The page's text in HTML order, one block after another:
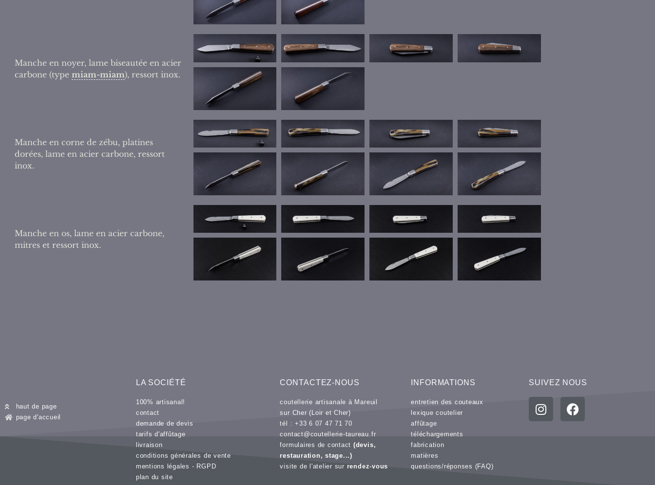
Manche en noyer, lame biseautée en acier
carbone (type miam-miam), ressort inox.
Manche en corne de zébu, platines
dorées, lame en acier carbone, ressort
inox.
Manche en os, lame en acier carbone,
mitres et ressort inox.
haut de page
page d'accueil
LA SOCIÉTÉ
100% artisanal!
contact
demande de devis
tarifs d'affûtage
livraison
conditions générales de vente
mentions légales - RGPD
plan du site
CONTACTEZ-NOUS
coutellerie artisanale à Mareuil
sur Cher (Loir et Cher)
tél : +33 6 07 47 71 70
contact@coutellerie-taureau.fr
formulaires de contact (devis,
restauration, stage...)
visite de l'atelier sur rendez-vous
INFORMATIONS
entretien des couteaux
lexique coutelier
affûtage
téléchargements
fabrication
matières
questions/réponses (FAQ)
SUIVEZ NOUS